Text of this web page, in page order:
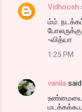
Vidhoosh
ம்ம்.
-வித்யா
1:25 PM
vanila said…
உண்மையை